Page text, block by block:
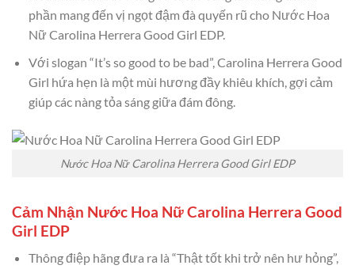
phần mang đến vị ngọt đậm đà quyến rũ cho Nước Hoa
Nữ Carolina Herrera Good Girl EDP.
Với slogan “It’s so good to be bad”, Carolina Herrera Good
Girl hứa hẹn là một mùi hương đầy khiêu khích, gợi cảm
giúp các nàng tỏa sáng giữa đám đông.
Nước Hoa Nữ Carolina Herrera Good Girl EDP
Cảm Nhận Nước Hoa Nữ Carolina Herrera Good
Girl EDP
Thông điệp hãng đưa ra là “Thật tốt khi trở nên hư hỏng”,